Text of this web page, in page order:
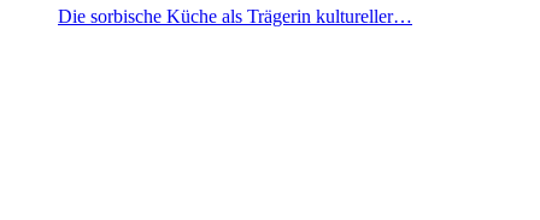
Die sorbische Küche als Trägerin kultureller…